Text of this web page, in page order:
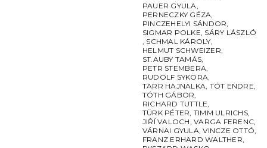
PAUER GYULA,
PERNECZKY GÉZA,
PINCZEHELYI SÁNDOR,
SIGMAR POLKE, SÁRY LÁSZLÓ
, SCHMAL KÁROLY,
HELMUT SCHWEIZER,
ST.AUBY TAMÁS,
PETR STEMBERA,
RUDOLF SYKORA,
TARR HAJNALKA, TÓT ENDRE,
TÓTH GÁBOR,
RICHARD TUTTLE,
TÜRK PÉTER, TIMM ULRICHS,
JIŘÍ VALOCH,VARGA FERENC,
VÁRNAI GYULA,VINCZE OTTÓ,
FRANZ ERHARD WALTHER,